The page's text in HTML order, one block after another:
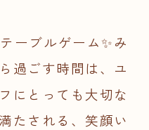
ーブルゲーム✨み
過ごす時間は、ユ
にとっても大切な
たされる、笑顔い